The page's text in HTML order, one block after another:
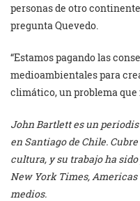
personas de otro
pregunta Quevedo.
“Estamos pagando las
medioambientales para
climático, un problema que
John Bartlett es un
en Santiago de Chile.
cultura, y su trabajo ha
New York Times,
medios.